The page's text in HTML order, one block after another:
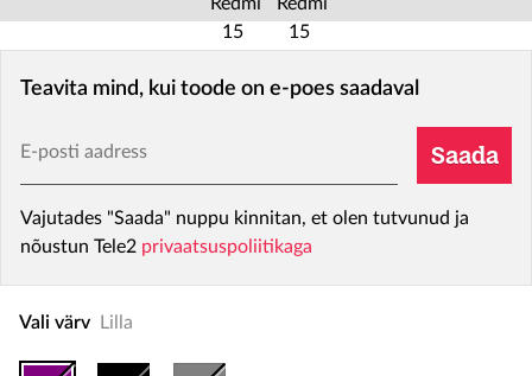
Teavita mind, kui toode on e-poes saadaval
E-posti aadress
Saada
Vajutades "Saada" nuppu kinnitan, et olen tutvunud ja
nõustun Tele2 privaatsuspoliitikaga
Vali värv Lilla